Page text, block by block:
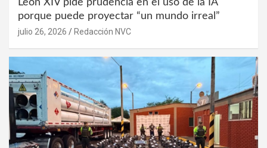
León XIV pide prudencia en el uso de la IA
porque puede proyectar “un mundo irreal”
julio 26, 2026 Redacción NVC